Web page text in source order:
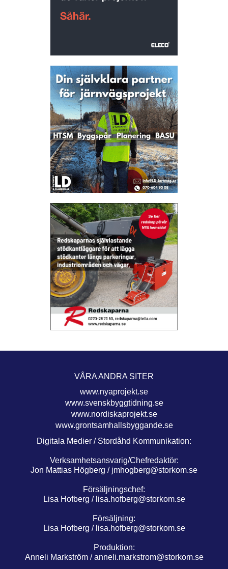
VÅRA ANDRA SITER
www.nyaprojekt.se
www.svenskbyggtidning.se
www.nordiskaprojekt.se
www.grontsamhallsbyggande.se
Digitala Medier / Stordåhd Kommunikation:
Verksamhetsansvarig/Chefredaktör:
Jon Mattias Högberg / jmhogberg@storkom.se
Försäljningschef:
Lisa Hofberg / lisa.hofberg@storkom.se
Försäljning:
Lisa Hofberg / lisa.hofberg@storkom.se
Produktion:
Anneli Markström /anneli.markstrom@storkom.se